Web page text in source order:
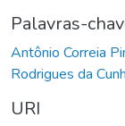
Palavras-
Antônio Correia
Rodrigues da
URI